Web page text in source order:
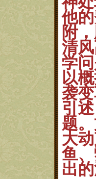
他
附
清
学
以
袭
引
题
大
鱼
出